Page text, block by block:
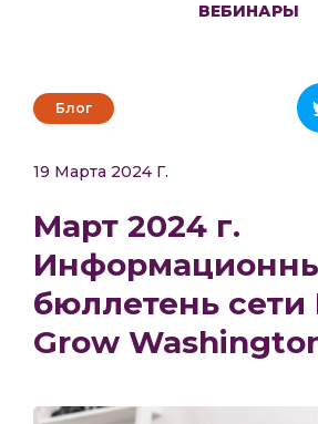
ВЕБИНАРЫ
Блог
19 Марта 2024 Г.
Март 2024 г.
бюллетень сети
Grow